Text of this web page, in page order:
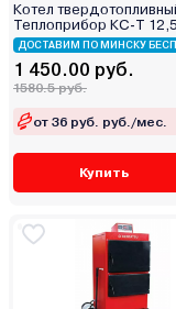
Котел
Теплоприбор КС-Т
ДОСТАВИМ ПО МИНСКУ
1 450.00 руб.
1580.5 руб.
от 36 руб. руб./мес.
Купить